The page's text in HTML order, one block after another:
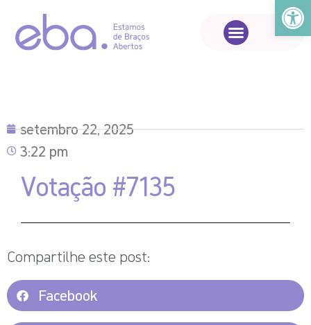
Abrir
setembro 22, 2025
3:22 pm
Votação #7135
Compartilhe este post:
Facebook